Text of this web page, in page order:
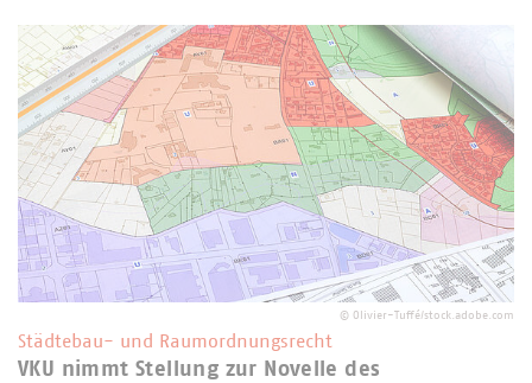
© Olivier-Tuffé/stock.adobe.com
Städtebau- und Raumordnungsrecht
VKU nimmt Stellung zur Novelle des